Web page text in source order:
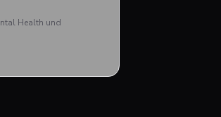
Health und